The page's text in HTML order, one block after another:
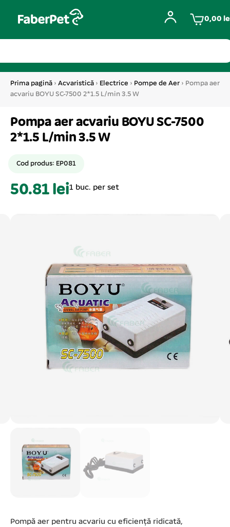
0,00
Prima pagină › Acvaristică › Electrice › Pompe de Aer › Pompa aer
acvariu BOYU SC-7500 2*1.5 L/min 3.5 W
Pompa aer acvariu BOYU SC-7500
2*1.5 L/min 3.5 W
Cod produs: EP081
50.81 lei1 buc. per set
Pompă aer pentru acvariu cu eficiență ridicată,